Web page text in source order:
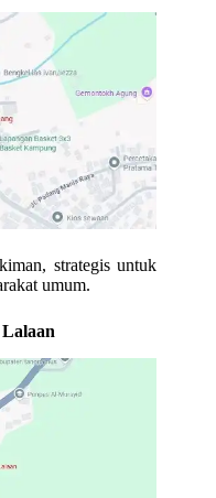
strategis untuk
umum.
Lalaan